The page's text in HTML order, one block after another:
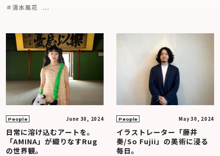
＃清水風花
...
People June 30, 2024
日常に溶け込むアートを。
「AMINA」が織りなすRug
の世界観。
People May 30, 2024
イラストレーター「藤井
奏/So Fujii」の美術に浸る
毎日。